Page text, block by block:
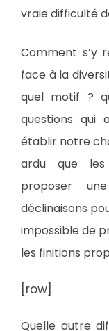
vraie difficulté
Comment s’y
face à la
quel motif ?
questions qui
établir notre
ardu que
proposer
déclinaisons
impossible de
les finitions
[row]
Quelle autre